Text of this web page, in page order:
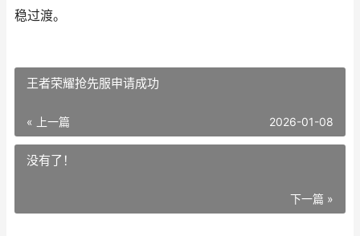
稳过渡。
王者荣耀抢先服申请成功
« 上一篇 2026-01-08
没有了！
下一篇 »